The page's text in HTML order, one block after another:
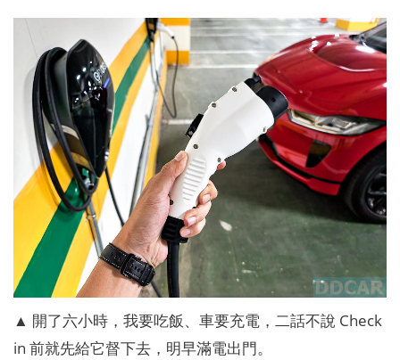
▲ 開了六小時，我要吃飯、車要充電，二話不說 Check
in 前就先給它督下去，明早滿電出門。